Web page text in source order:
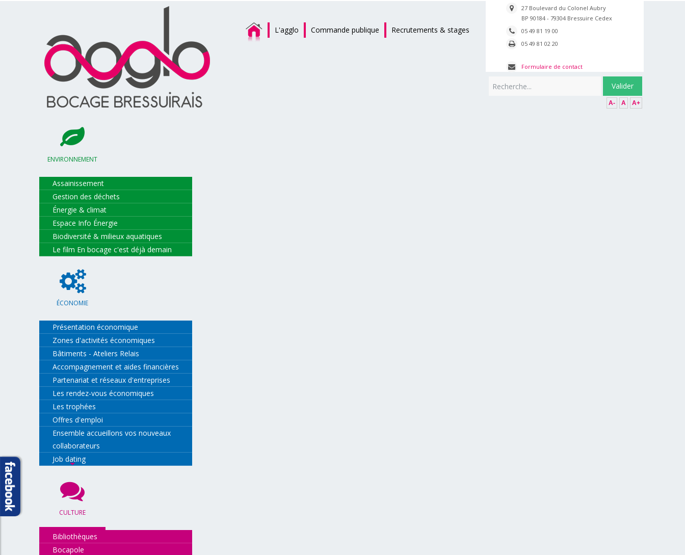
Valider
L'agglo Commande publique Recrutements & stages
27 Boulevard du Colonel Aubry
BP 90184 - 79304 Bressuire Cedex
05 49 81 19 00
05 49 81 02 20
Formulaire de contact
A- A A+
ENVIRONNEMENT
Assainissement
Gestion des déchets
Énergie & climat
Espace Info Énergie
Biodiversité & milieux aquatiques
Le film En bocage c'est déjà demain
ÉCONOMIE
Présentation économique
Zones d'activités économiques
Bâtiments - Ateliers Relais
Accompagnement et aides financières
Partenariat et réseaux d'entreprises
Les rendez-vous économiques
Les trophées
Offres d'emploi
Ensemble accueillons vos nouveaux
collaborateurs
Job dating
CULTURE
Bibliothèques
Bocapole